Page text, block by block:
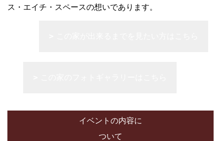
ス・エイチ・スペースの想いであります。
イベントの内容に
ついて